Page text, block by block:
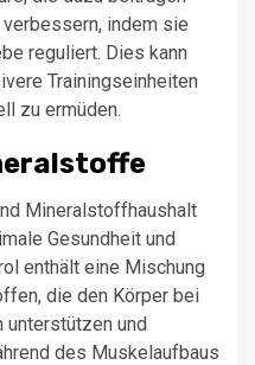
indem sie
reguliert. Dies kann
Trainingseinheiten
zu ermüden.
Mineralstoffhaushalt
Gesundheit und
enthält eine Mischung
die den Körper bei
unterstützen und
des Muskelaufbaus